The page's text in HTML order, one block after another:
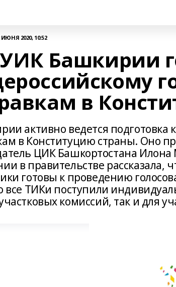
ИЮНЯ 2020, 10:52
УИК Башкирии
в
активно ведется подготовка
в Конституцию страны. Оно
ЦИК Башкортостана
в правительстве рассказала,
готовы к проведению
все ТИКи поступили
комиссий, так и для